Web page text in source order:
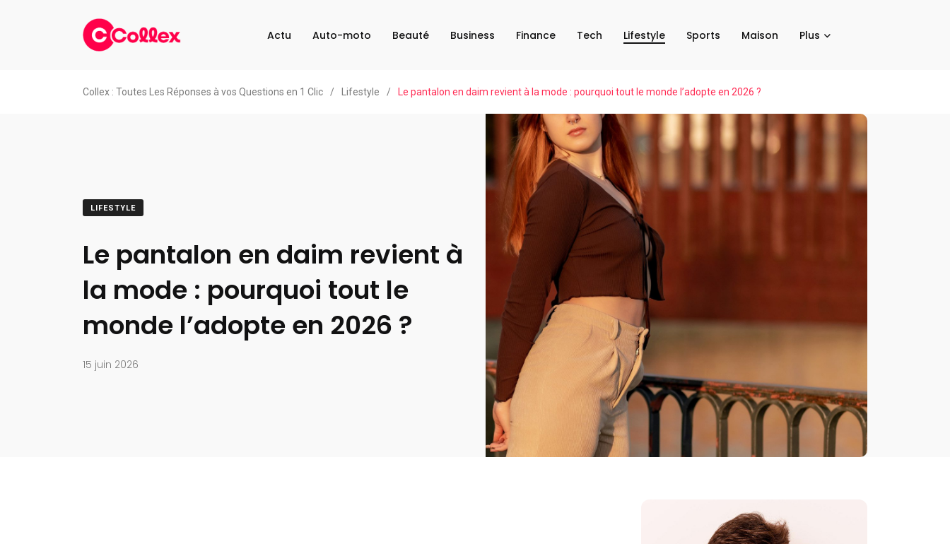
Actu Auto-moto Beauté Business Finance Tech Lifestyle Sports Maison Plus
Collex : Toutes Les Réponses à vos Questions en 1 Clic / Lifestyle / Le pantalon en daim revient à la mode : pourquoi tout le monde l’adopte en 2026 ?
LIFESTYLE
Le pantalon en daim revient à
la mode : pourquoi tout le
monde l’adopte en 2026 ?
15 juin 2026